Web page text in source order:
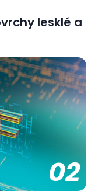
lesklé a
02